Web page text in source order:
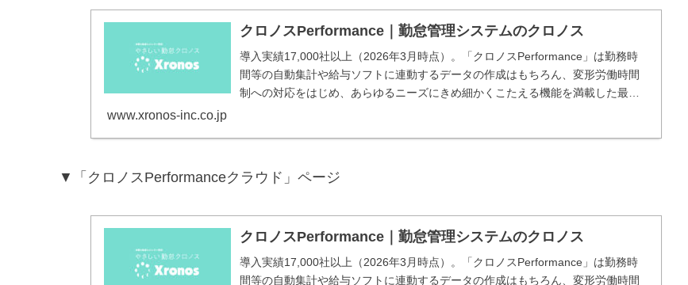
クロノスPerformance｜勤怠管理システムのクロノス
導入実績17,000社以上（2026年3月時点）。「クロノスPerformance」は勤務時
間等の自動集計や給与ソフトに連動するデータの作成はもちろん、変形労働時間
制への対応をはじめ、あらゆるニーズにきめ細かくこたえる機能を満載した最新
www.xronos-inc.co.jp
▼「クロノスPerformanceクラウド」ページ
クロノスPerformance｜勤怠管理システムのクロノス
導入実績17,000社以上（2026年3月時点）。「クロノスPerformance」は勤務時
間等の自動集計や給与ソフトに連動するデータの作成はもちろん、変形労働時間